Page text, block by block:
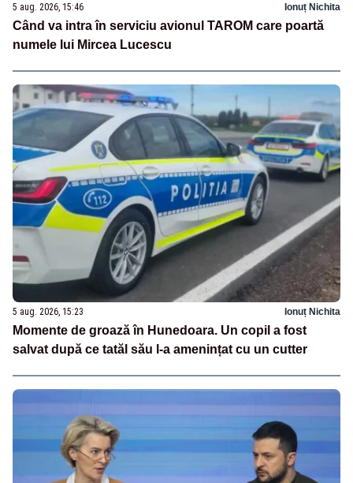
5 aug. 2026, 15:46 Ionuț Nichita
Când va intra în serviciu avionul TAROM care poartă
numele lui Mircea Lucescu
5 aug. 2026, 15:23 Ionuț Nichita
Momente de groază în Hunedoara. Un copil a fost
salvat după ce tatăl său l-a amenințat cu un cutter